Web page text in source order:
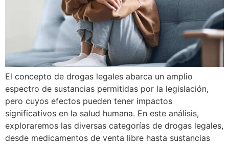
El concepto de drogas legales abarca un amplio
espectro de sustancias permitidas por la legislación,
pero cuyos efectos pueden tener impactos
significativos en la salud humana. En este análisis,
exploraremos las diversas categorías de drogas legales,
desde medicamentos de venta libre hasta sustancias